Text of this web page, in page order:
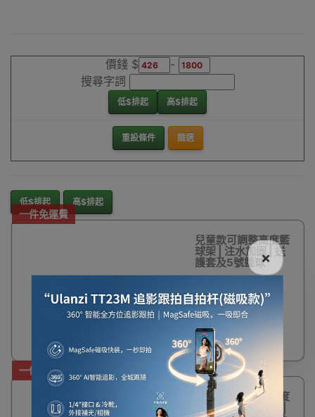
價錢 $
-
搜尋字詞
低$排起 高$排起
重設條件 篩選
低$排起 高$排起
一件免運費
兒童款可調整高度籃
球架 | 注水加固 | 送
護套及5號籃球
$1,250
一件免運費
青少年款可調整高度
籃球架 - 2.1-2.6米 |
×